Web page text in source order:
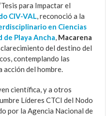
para Impactar el
CIV-VAL, reconoció a la
en Ciencias
Playa Ancha, Macarena
del destino del
contemplando las
acción del hombre.
científica, y a otros
Líderes CTCI del Nodo
por la Agencia Nacional de